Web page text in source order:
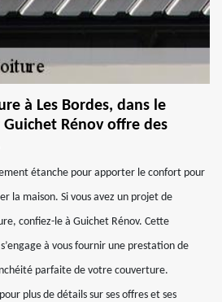
à Les Bordes, dans le
Rénov offre des
étanche pour apporter le confort pour
la maison. Si vous avez un projet de
confiez-le à Guichet Rénov. Cette
à vous fournir une prestation de
parfaite de votre couverture.
plus de détails sur ses offres et ses